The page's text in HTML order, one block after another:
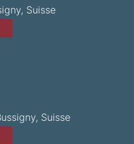
Suisse
Suisse